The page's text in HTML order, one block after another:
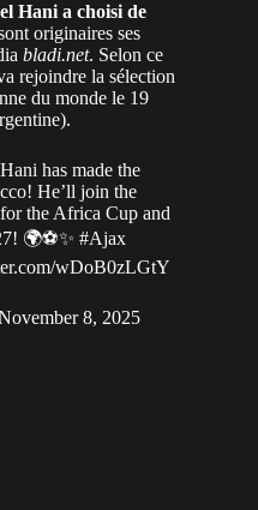
Hani a choisi de
originaires ses
bladi.net. Selon ce
rejoindre la sélection
du monde le 19
has made the
He’ll join the
the Africa Cup and
🌍⚽✨ #Ajax
wDoB0zLGtY
8, 2025